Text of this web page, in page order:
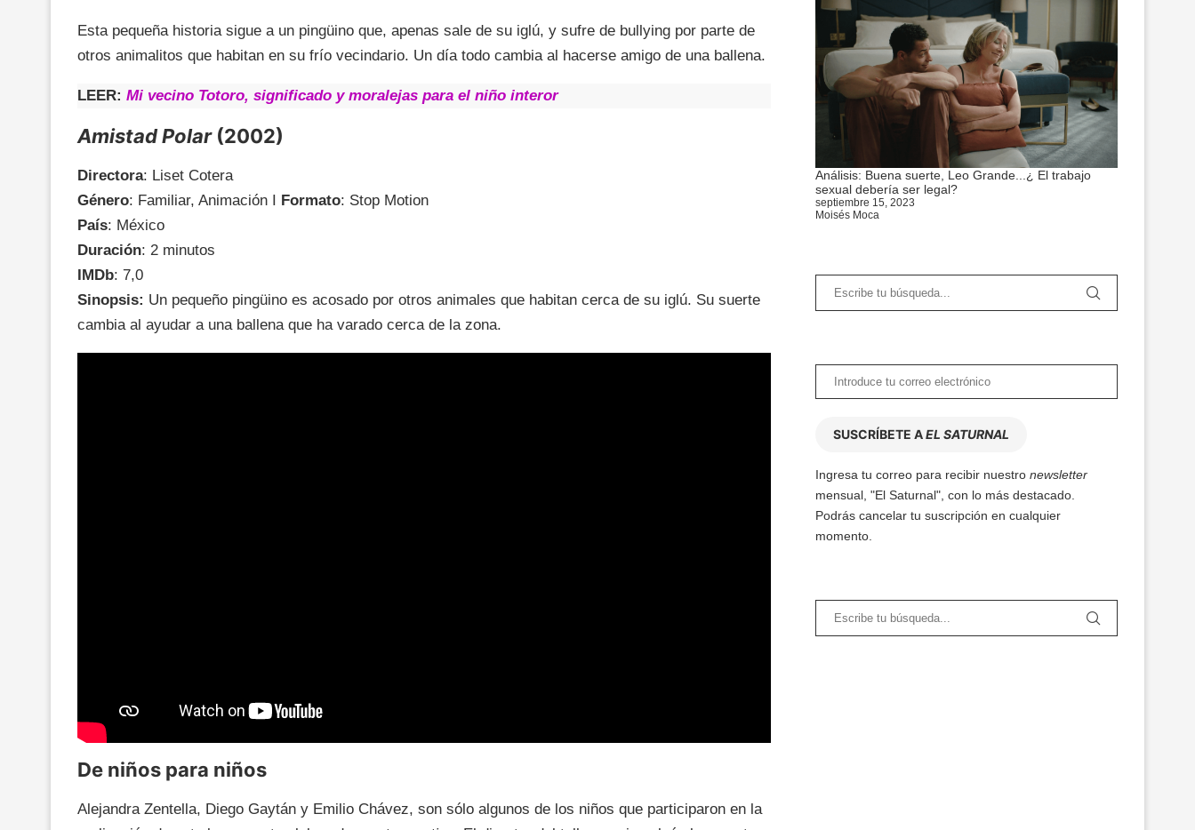
Esta pequeña historia sigue a un pingüino que, apenas sale de su iglú, y sufre de bullying por parte de
otros animalitos que habitan en su frío vecindario. Un día todo cambia al hacerse amigo de una ballena.
LEER: Mi vecino Totoro, significado y moralejas para el niño interor
Amistad Polar(2002)
Directora: Liset Cotera
Género: Familiar, Animación I Formato: Stop Motion
País: México
Duración: 2 minutos
IMDb: 7,0
Sinopsis: Un pequeño pingüino es acosado por otros animales que habitan cerca de su iglú. Su suerte
cambia al ayudar a una ballena que ha varado cerca de la zona.
De niños para niños
Alejandra Zentella, Diego Gaytán y Emilio Chávez, son sólo algunos de los niños que participaron en la
Análisis: Buena suerte, Leo Grande...¿ El trabajo
sexual debería ser legal?
septiembre 15, 2023
Moisés Moca
SUSCRÍBETE AEL SATURNAL
Ingresa tu correo para recibir nuestro newsletter
mensual, "El Saturnal", con lo más destacado.
Podrás cancelar tu suscripción en cualquier
momento.